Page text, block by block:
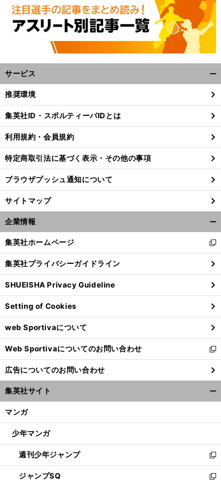
サービス
閉
る
推奨環境
集英社ID・スポルティーバIDとは
利用規約・会員規約
特定商取引法に基づく表示・その他の事項
ブラウザプッシュ通知について
サイトマップ
企業情報
閉
る
集英社ホームページ
新
し
い
ウ
ィ
ン
ド
ウ
で
開
く
集英社プライバシーガイドライン
SHUEISHA Privacy Guideline
Setting of Cookies
web Sportivaについて
Web Sportivaについてのお問い合わせ
新
し
い
ウ
ィ
ン
ウ
開
く
広告についてのお問い合わせ
集英社サイト
マンガ
少年マンガ
週刊少年ジャンプ
新
し
い
ジャンプSQ
新